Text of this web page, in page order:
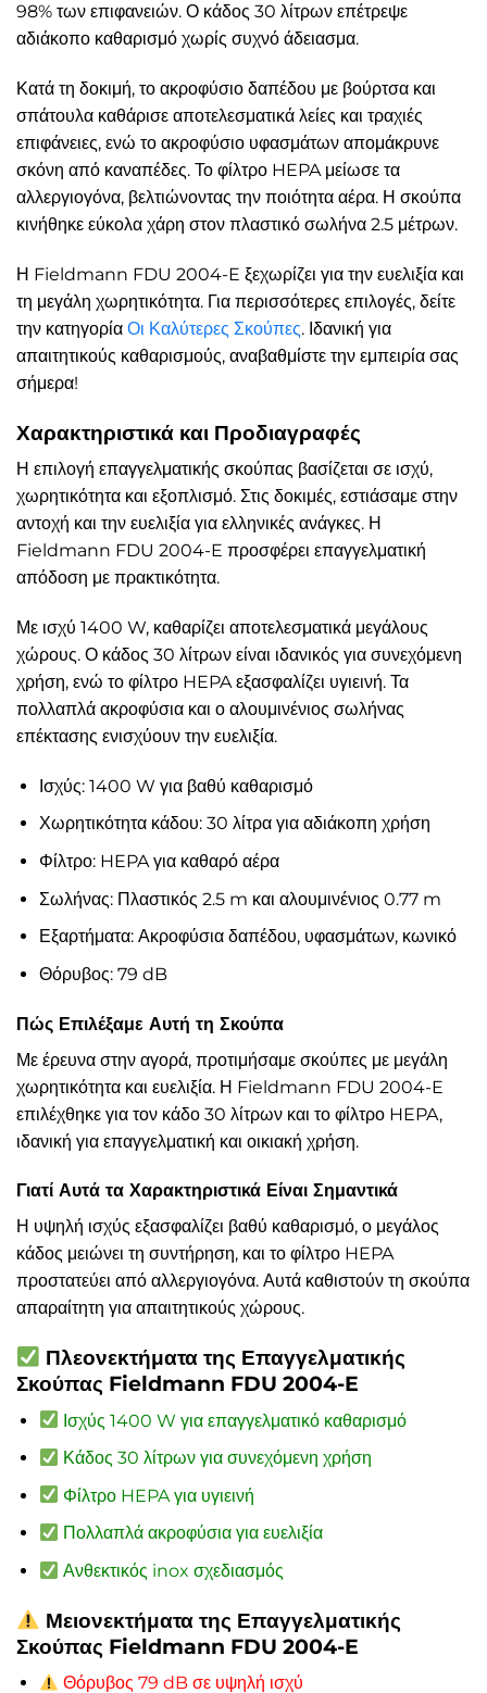
98% των επιφανειών. Ο κάδος 30 λίτρων επέτρεψε
αδιάκοπο καθαρισμό χωρίς συχνό άδειασμα.
Κατά τη δοκιμή, το ακροφύσιο δαπέδου με βούρτσα και
σπάτουλα καθάρισε αποτελεσματικά λείες και τραχιές
επιφάνειες, ενώ το ακροφύσιο υφασμάτων απομάκρυνε
σκόνη από καναπέδες. Το φίλτρο HEPA μείωσε τα
αλλεργιογόνα, βελτιώνοντας την ποιότητα αέρα. Η σκούπα
κινήθηκε εύκολα χάρη στον πλαστικό σωλήνα 2.5 μέτρων.
Η Fieldmann FDU 2004-E ξεχωρίζει για την ευελιξία και
τη μεγάλη χωρητικότητα. Για περισσότερες επιλογές, δείτε
την κατηγορία Οι Καλύτερες Σκούπες. Ιδανική για
απαιτητικούς καθαρισμούς, αναβαθμίστε την εμπειρία σας
σήμερα!
Χαρακτηριστικά και Προδιαγραφές
Η επιλογή επαγγελματικής σκούπας βασίζεται σε ισχύ,
χωρητικότητα και εξοπλισμό. Στις δοκιμές, εστιάσαμε στην
αντοχή και την ευελιξία για ελληνικές ανάγκες. Η
Fieldmann FDU 2004-E προσφέρει επαγγελματική
απόδοση με πρακτικότητα.
Με ισχύ 1400 W, καθαρίζει αποτελεσματικά μεγάλους
χώρους. Ο κάδος 30 λίτρων είναι ιδανικός για συνεχόμενη
χρήση, ενώ το φίλτρο HEPA εξασφαλίζει υγιεινή. Τα
πολλαπλά ακροφύσια και ο αλουμινένιος σωλήνας
επέκτασης ενισχύουν την ευελιξία.
Ισχύς: 1400 W για βαθύ καθαρισμό
Χωρητικότητα κάδου: 30 λίτρα για αδιάκοπη χρήση
Φίλτρο: HEPA για καθαρό αέρα
Σωλήνας: Πλαστικός 2.5 m και αλουμινένιος 0.77 m
Εξαρτήματα: Ακροφύσια δαπέδου, υφασμάτων, κωνικό
Θόρυβος: 79 dB
Πώς Επιλέξαμε Αυτή τη Σκούπα
Με έρευνα στην αγορά, προτιμήσαμε σκούπες με μεγάλη
χωρητικότητα και ευελιξία. Η Fieldmann FDU 2004-E
επιλέχθηκε για τον κάδο 30 λίτρων και το φίλτρο HEPA,
ιδανική για επαγγελματική και οικιακή χρήση.
Γιατί Αυτά τα Χαρακτηριστικά Είναι Σημαντικά
Η υψηλή ισχύς εξασφαλίζει βαθύ καθαρισμό, ο μεγάλος
κάδος μειώνει τη συντήρηση, και το φίλτρο HEPA
προστατεύει από αλλεργιογόνα. Αυτά καθιστούν τη σκούπα
απαραίτητη για απαιτητικούς χώρους.
Πλεονεκτήματα της Επαγγελματικής
Σκούπας Fieldmann FDU 2004-E
Ισχύς 1400 W για επαγγελματικό καθαρισμό
Κάδος 30 λίτρων για συνεχόμενη χρήση
Φίλτρο HEPA για υγιεινή
Πολλαπλά ακροφύσια για ευελιξία
Ανθεκτικός inox σχεδιασμός
Μειονεκτήματα της Επαγγελματικής
Σκούπας Fieldmann FDU 2004-E
Θόρυβος 79 dB σε υψηλή ισχύ